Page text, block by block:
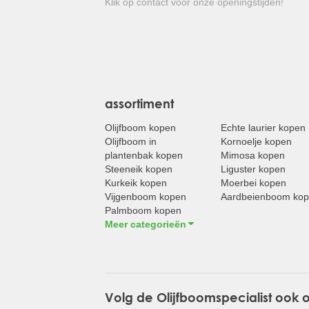
assortiment
Olijfboom kopen
Olijfboom in
plantenbak kopen
Steeneik kopen
Kurkeik kopen
Vijgenboom kopen
Palmboom kopen
Meer categorieën
Echte laurier kopen
Kornoelje kopen
Mimosa kopen
Liguster kopen
Moerbei kopen
Aardbeienboom
Volg de Olijfboomspecialist ook